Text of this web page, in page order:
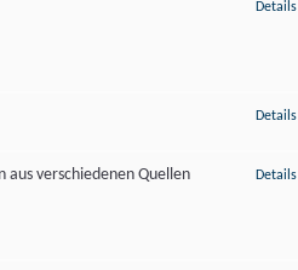
Details
Details
aus verschiedenen Quellen
Details